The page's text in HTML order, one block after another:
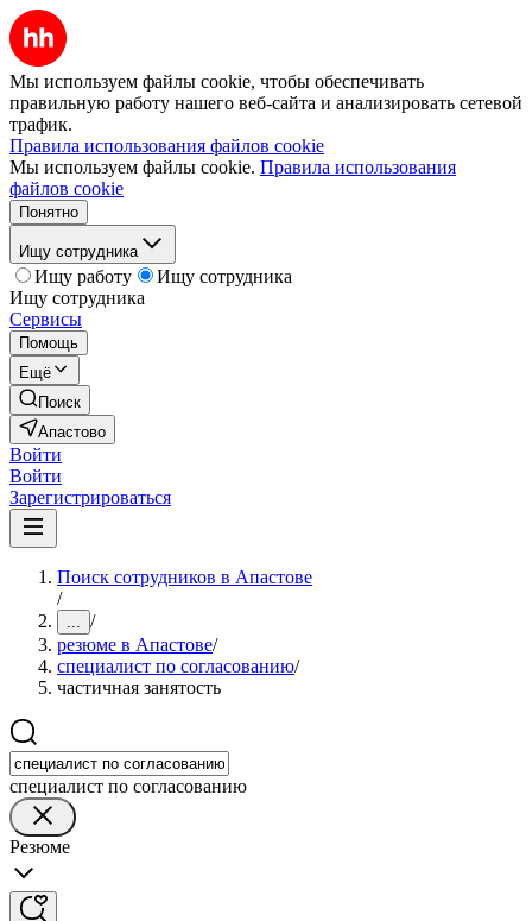
Мы используем файлы cookie, чтобы обеспечивать
правильную работу нашего веб-сайта и анализировать сетевой
трафик.
Правила использования файлов cookie
Мы используем файлы cookie. Правила использования
файлов cookie
Понятно
Ищу сотрудника
Ищу работу
Ищу сотрудника
Ищу сотрудника
Сервисы
Помощь
Ещё
Поиск
Апастово
Войти
Войти
Зарегистрироваться
Поиск сотрудников в Апастове
/
... /
резюме в Апастове/
специалист по согласованию/
частичная занятость
специалист по согласованию
Резюме